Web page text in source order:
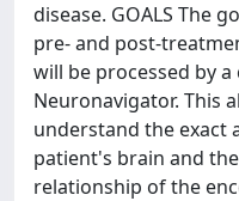
disease. GOALS The
pre- and post-
will be processed by
Neuronavigator. This
understand the exact
patient's brain and
relationship of the